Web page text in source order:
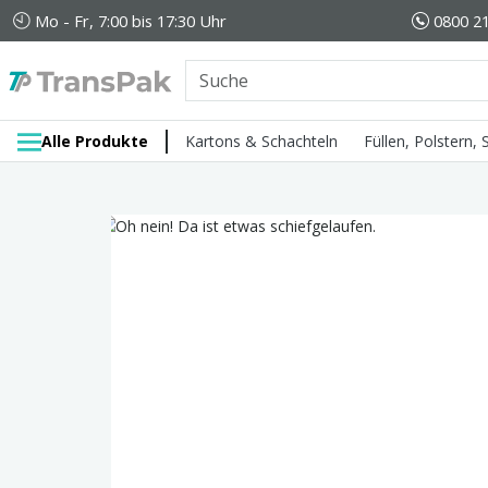
Mo - Fr, 7:00 bis 17:30 Uhr 0800
Alle Produkte Kartons & Schachteln Füllen, Polstern,